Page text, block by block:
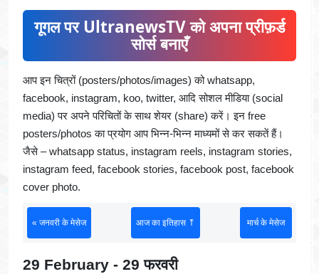
गूगल पर UltranewsTV को अपना प्रीफ़र्ड
सोर्स बनाएँ
आप इन चित्रों (posters/photos/images) को whatsapp,
facebook, instagram, koo, twitter, आदि सोशल मीडिया (social
media) पर अपने परिचितों के साथ शेयर (share) करें। इन free
posters/photos का प्रयोग आप भिन्न-भिन्न माध्यमों से कर सकतें हैं।
जैसे – whatsapp status, instagram reels, instagram stories,
instagram feed, facebook stories, facebook post, facebook
cover photo.
« जनवरी के मेसेज आज का इतिहास ⤒ मार्च के मेसेज
29 February - 29 फरवरी